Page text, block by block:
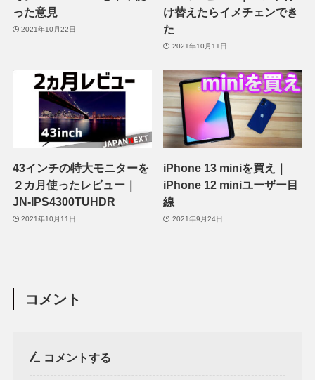
った意見
2021年10月22日
け替えたらイメチェンでき
た
2021年10月11日
43インチの特大モニターを
２カ月使ったレビュー｜
JN-IPS4300TUHDR
2021年10月11日
iPhone 13 miniを買え｜
iPhone 12 miniユーザー目
線
2021年9月24日
コメント
コメントする